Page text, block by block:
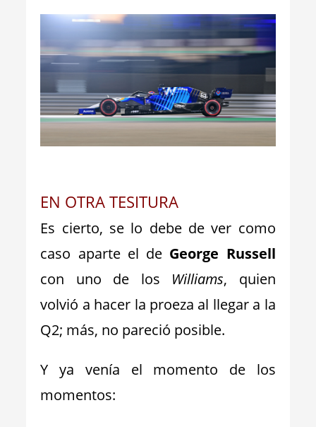
EN OTRA TESITURA
Es cierto, se lo debe de ver como
caso aparte el de George Russell
con uno de los Williams, quien
volvió a hacer la proeza al llegar a la
Q2; más, no pareció posible.
Y ya venía el momento de los
momentos: